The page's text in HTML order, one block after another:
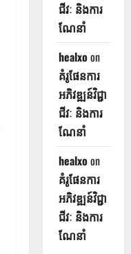
ជីវៈ និងការ
ណែនាំ
healxoon
គំរូផែនការ
អភិវឌ្ឍន៍វិជ្ជា
ជីវៈ និងការ
ណែនាំ
healxoon
គំរូផែនការ
អភិវឌ្ឍន៍វិជ្ជា
ជីវៈ និងការ
ណែនាំ